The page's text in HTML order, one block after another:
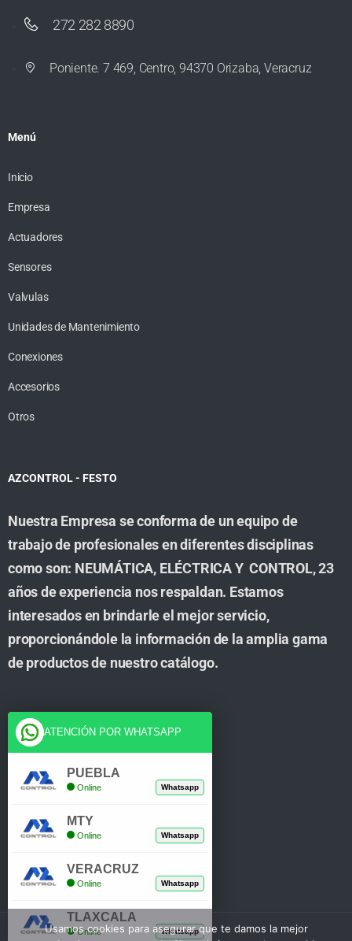
272 282 8890
Poniente. 7 469, Centro, 94370 Orizaba, Veracruz
Menú
Inicio
Empresa
Actuadores
Sensores
Valvulas
Unidades de Mantenimiento
Conexiones
Accesorios
Otros
AZCONTROL - FESTO
Nuestra Empresa se conforma de un equipo de
trabajo de profesionales en diferentes disciplinas
como son: NEUMÁTICA, ELÉCTRICA Y CONTROL, 23
años de experiencia nos respaldan. Estamos
interesados en brindarle el mejor servicio,
proporcionándole la información de la amplia gama
de productos de nuestro catálogo.
Cuenta
Tienda
Mi Cuenta
Usamos cookies para asegurar que te damos la mejor
ATENCIÓN POR WHATSAPP
PUEBLA
Online Whatsapp
MTY
Online Whatsapp
VERACRUZ
Online Whatsapp
TLAXCALA
Online Whatsapp